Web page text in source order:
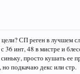
СП реген в лучшем
36 инт, 48 в мистре и
просто кушать ее
подкачаю декс или стр.